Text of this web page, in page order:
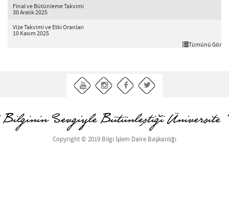
Final ve Bütünleme Takvimi
30 Aralık 2025
Vize Takvimi ve Etki Oranları
10 Kasım 2025
Tümünü Gör
Copyright © 2019 Bilgi İşlem Daire Başkanlığı